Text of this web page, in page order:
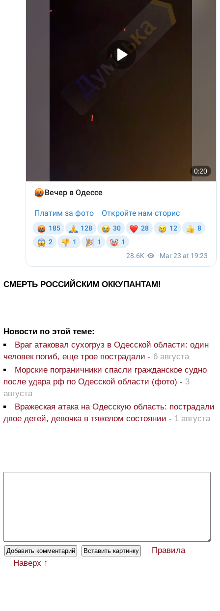
СМЕРТЬ РОССИЙСКИМ ОККУПАНТАМ!
Новости по этой теме:
Враг атаковал сухогруз в Одесской области: один
человек погиб, еще трое пострадали - 6 августа
Морские пограничники спасли гражданское судно
после удара рф по Одесской области (фото) - 3
августа
Вражеская атака на Одесскую область: пострадали
двое детей, девочка в тяжелом состоянии - 1 августа
Правила
Наверх ↑